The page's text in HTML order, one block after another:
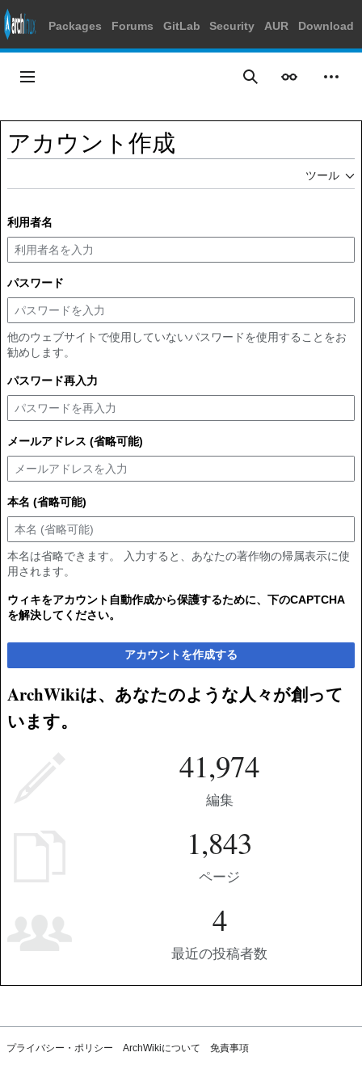
Packages Forums GitLab Security AUR Download
ス
メインメニュー 検索 表示 個人
アカウント作成
ツール
利用者名
パスワード
他のウェブサイトで使用していないパスワードを使用することをお
勧めします。
パスワード再入力
メールアドレス (省略可能)
本名 (省略可能)
本名は省略できます。 入力すると、あなたの著作物の帰属表示に使
用されます。
ウィキをアカウント自動作成から保護するために、下のCAPTCHA
を解決してください。
アカウントを作成する
ArchWikiは、あなたのような人々が創って
います。
41,974
編集
1,843
ページ
4
最近の投稿者数
プライバシー・ポリシー ArchWikiについて 免責事項